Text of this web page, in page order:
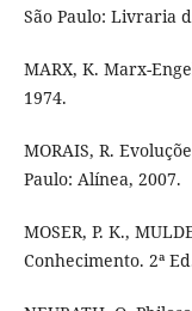
São Paulo: Livraria
MARX, K. Marx-
1974.
MORAIS, R.
Paulo: Alínea, 2007.
MOSER, P. K.,
Conhecimento. 2ª